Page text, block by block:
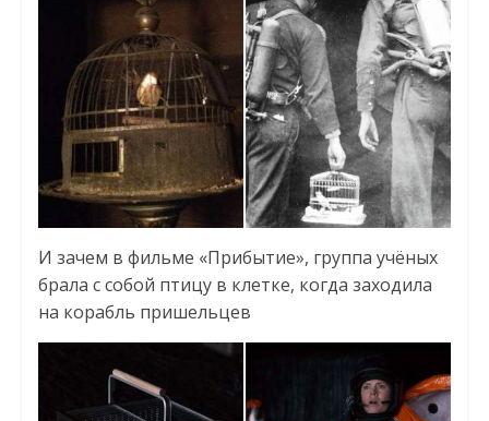
И зачем в фильме «Прибытие», группа учёных
брала с собой птицу в клетке, когда заходила
на корабль пришельцев